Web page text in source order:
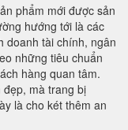
phẩm mới được sản
hướng tới là các
doanh tài chính, ngân
những tiêu chuẩn
hàng quan tâm.
mà trang bị
là cho két thêm an